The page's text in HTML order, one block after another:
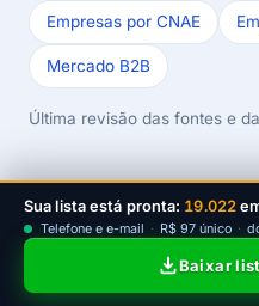
Empresas por CNAE
Mercado B2B
Última revisão das fontes e
Sua lista está pronta: 19.022
Telefone e e-mail · R$ 97 único ·
Baixar